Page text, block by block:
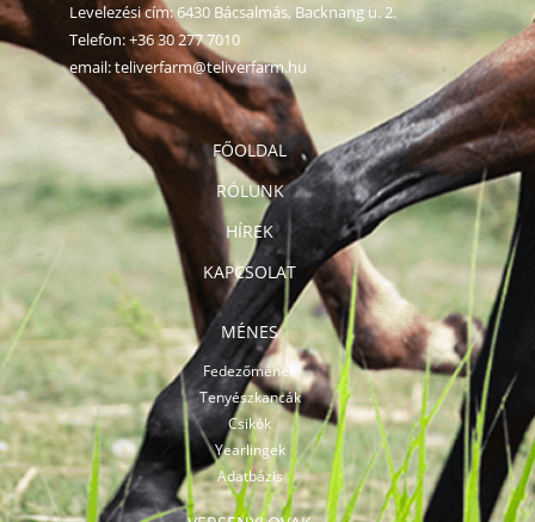
FŐOLDAL
RÓLUNK
HÍREK
KAPCSOLAT
MÉNES
Fedezőmének
Tenyészkancák
Csikók
Yearlingek
Adatbázis
Levelezési cím: 6430 Bácsalmás, Backnang u. 2.
Telefon:+36 30 277 7010
email:teliverfarm@teliverfarm.hu